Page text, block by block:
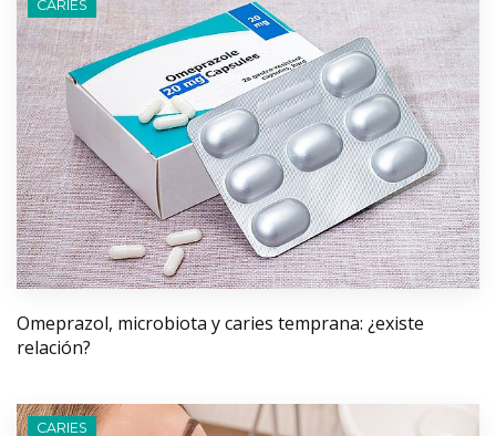
CARIES
Omeprazol, microbiota y caries temprana: ¿existe
relación?
CARIES